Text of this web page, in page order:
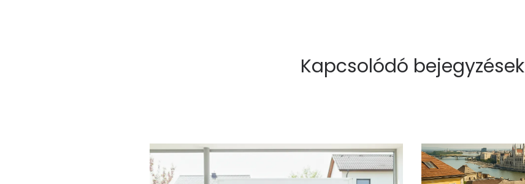
Kapcsolódó bejegyzések